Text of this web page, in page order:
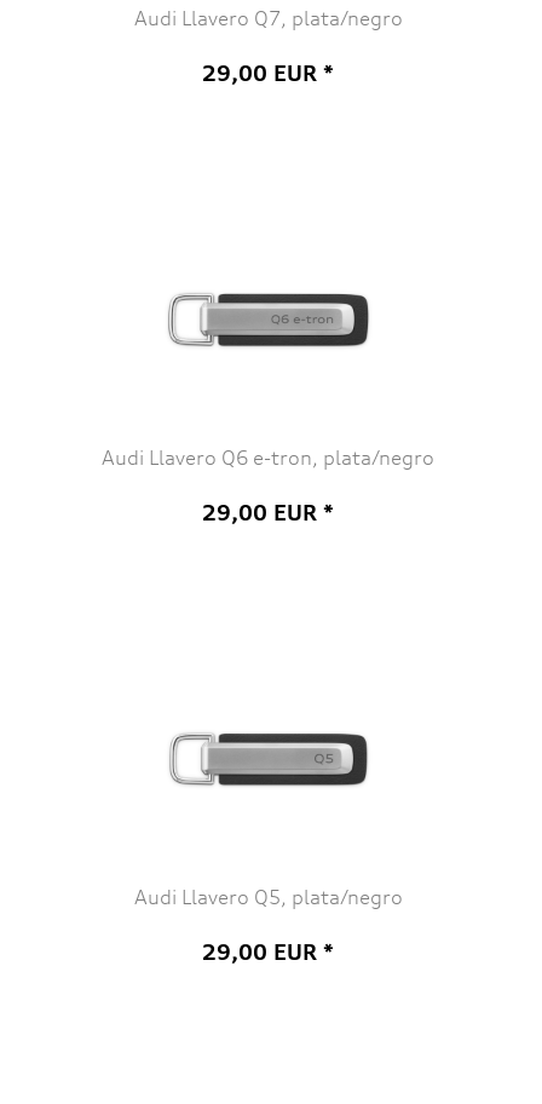
Audi Llavero Q7, plata/negro
29,00 EUR *
Audi Llavero Q6 e-tron, plata/negro
29,00 EUR *
Audi Llavero Q5, plata/negro
29,00 EUR *